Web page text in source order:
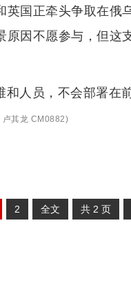
国正牵头争取在俄
因不愿参与，但这
人员，不会部署在
卢其龙 CM0882)
2 全文 共 2 页